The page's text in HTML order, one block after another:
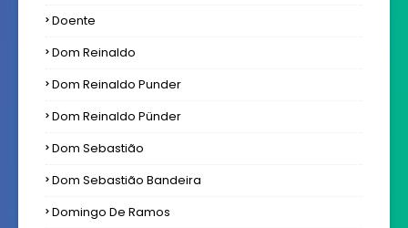
Doente
Dom Reinaldo
Dom Reinaldo Punder
Dom Reinaldo Pünder
Dom Sebastião
Dom Sebastião Bandeira
Domingo De Ramos